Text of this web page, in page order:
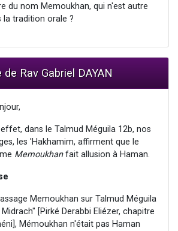
du nom Memoukhan, qui n'est autre
la tradition orale ?
Rav Gabriel DAYAN
dans le Talmud Méguila 12b, nos
les 'Hakhamim, affirment que le
Memoukhanfait allusion à Haman.
Memoukhan sur Talmud Méguila
[Pirké Derabbi Eliézer, chapitre
Mémoukhan n'était pas Haman